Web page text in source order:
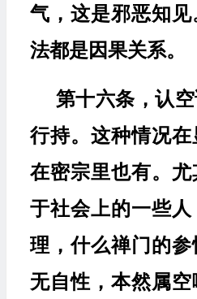
气，这是邪恶知
法都是因果关系。
第十六条，认
行持。这种情况在
在密宗里也有。
于社会上的一些
理，什么禅门的
无自性，本然属